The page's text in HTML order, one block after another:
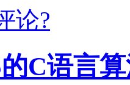
论?
C语言